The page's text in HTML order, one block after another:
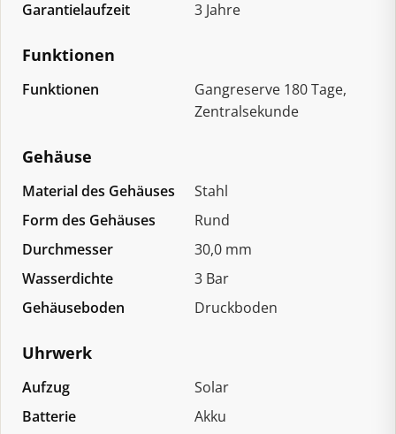
Garantielaufzeit 3 Jahre
Funktionen
Funktionen
Gangreserve 180 Tage,
Zentralsekunde
Gehäuse
Material des Gehäuses
Stahl
Form des Gehäuses
Rund
Durchmesser
30,0 mm
Wasserdichte
3 Bar
Gehäuseboden
Druckboden
Uhrwerk
Aufzug
Solar
Batterie
Akku